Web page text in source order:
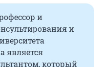
и
и
является
который